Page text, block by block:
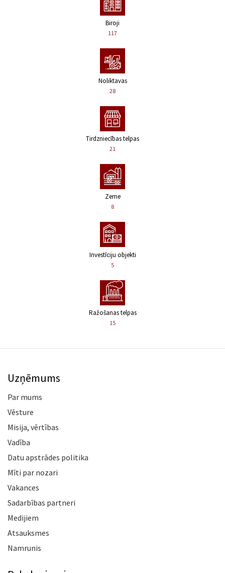
Biroji
117
Noliktavas
28
Tirdzniecības telpas
21
Zeme
8
Investīciju objekti
5
Ražošanas telpas
15
Uzņēmums
Par mums
Vēsture
Misija, vērtības
Vadība
Datu apstrādes politika
Mīti par nozari
Vakances
Sadarbības partneri
Medijiem
Atsauksmes
Namrunis